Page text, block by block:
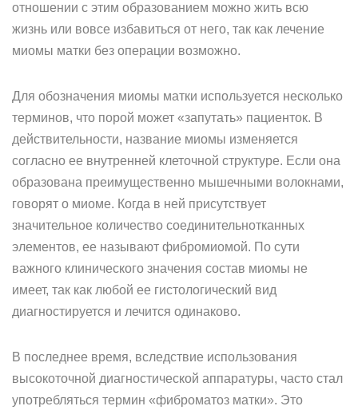
отношении с этим образованием можно жить всю
жизнь или вовсе избавиться от него, так как лечение
миомы матки без операции возможно.
Для обозначения миомы матки используется несколько
терминов, что порой может «запутать» пациенток. В
действительности, название миомы изменяется
согласно ее внутренней клеточной структуре. Если она
образована преимущественно мышечными волокнами,
говорят о миоме. Когда в ней присутствует
значительное количество соединительнотканных
элементов, ее называют фибромиомой. По сути
важного клинического значения состав миомы не
имеет, так как любой ее гистологический вид
диагностируется и лечится одинаково.
В последнее время, вследствие использования
высокоточной диагностической аппаратуры, часто стал
употребляться термин «фиброматоз матки». Это